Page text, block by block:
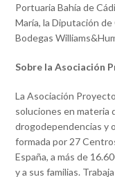
Portuaria Bahía de
María, la Diputación de
Bodegas
Sobre la Asociación
La Asociación
soluciones en materia
drogodependencias y
formada por 27
España, a más de
y a sus familias.